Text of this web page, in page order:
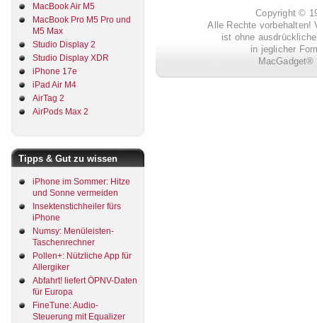
MacBook Air M5
MacBook Pro M5 Pro und
M5 Max
Studio Display 2
Studio Display XDR
iPhone 17e
iPad Air M4
AirTag 2
AirPods Max 2
Tipps & Gut zu wissen
iPhone im Sommer: Hitze
und Sonne vermeiden
Insektenstichheiler fürs
iPhone
Numsy: Menüleisten-
Taschenrechner
Pollen+: Nützliche App für
Allergiker
Abfahrt! liefert ÖPNV-Daten
für Europa
FineTune: Audio-
Steuerung mit Equalizer
Copyright ©
Alle Rechte vorbehalten!
ist ohne
in jeglicher
MacGadget®